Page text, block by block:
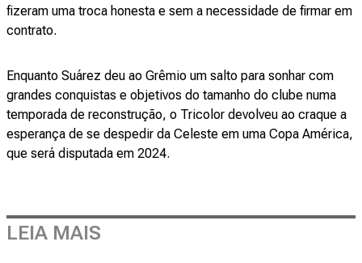
fizeram uma troca honesta e sem a necessidade de firmar em
contrato.
Enquanto Suárez deu ao Grêmio um salto para sonhar com
grandes conquistas e objetivos do tamanho do clube numa
temporada de reconstrução, o Tricolor devolveu ao craque a
esperança de se despedir da Celeste em uma Copa América,
que será disputada em 2024.
LEIA MAIS